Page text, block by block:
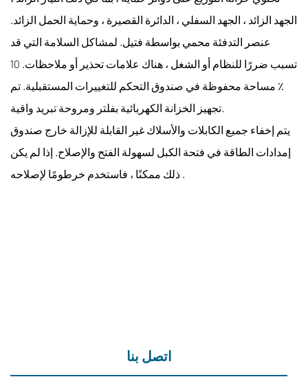
الجهد الزائد ، الجهد السفلي ، الدائرة القصيرة ، وحماية الحمل الزائد.
عنصر التدفئة محمي بواسطة فتيل. لمشاكل السلامة التي قد
تسبب ضررًا للنظام أو الشغل ، هناك علامات تحذير أو ملاحظات. 10
٪ مساحة محفوظة في صندوق التحكم للتغييرات المستقبلية. تم
تجهيز الخزانة الكهربائية بفلتر ومروحة تبريد واقية.
يتم إخفاء جميع الكابلات والأسلاك غير القابلة للإزالة خارج صندوق
إمدادات الطاقة في فتحة الكبل لسهولة الفتح والإصلاح. إذا لم يكن
ذلك ممكنًا ، فاستخدم خرطومًا لإصلاحه .
اتصل بنا